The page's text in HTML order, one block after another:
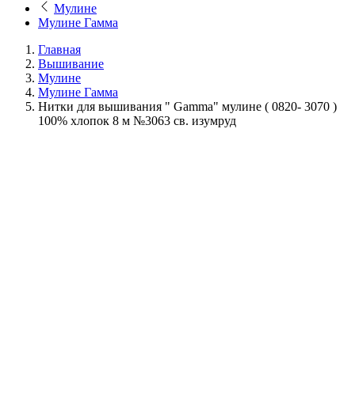
Мулине
Мулине Гамма
Главная
Вышивание
Мулине
Мулине Гамма
Нитки для вышивания " Gamma" мулине ( 0820- 3070 )
100% хлопок 8 м №3063 св. изумруд